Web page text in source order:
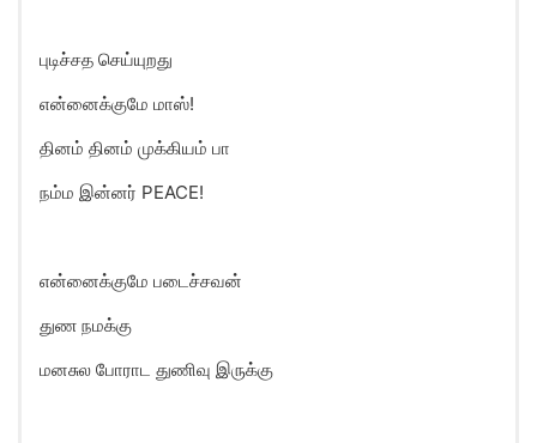
புடிச்சத செய்யுறது
என்னைக்குமே மாஸ்!
தினம் தினம் முக்கியம் பா
நம்ம இன்னர் PEACE!
என்னைக்குமே படைச்சவன்
துண நமக்கு
மனசுல போராட துணிவு இருக்கு